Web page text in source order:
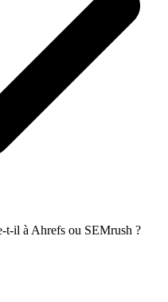
t-il à Ahrefs ou SEMrush ?